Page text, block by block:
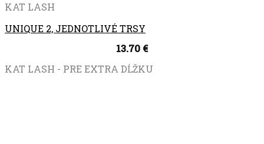
KAT LASH
UNIQUE 2, JEDNOTLIVÉ TRSY
13.70 €
KAT LASH - PRE EXTRA DĹŽKU